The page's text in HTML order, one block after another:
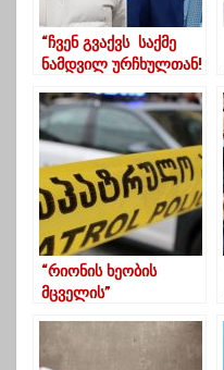
“ჩვენ გვაქვს საქმე
ნამდვილ ურჩხულთან!
ეზიზღება ქართველი
ხალხი,როგორც
ივანიშვილს”
“რიონის ხეობის
მცველის”
ჩატარებულმა
ოპერაცია სროლის